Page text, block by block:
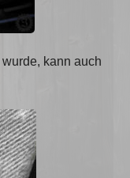
kann auch